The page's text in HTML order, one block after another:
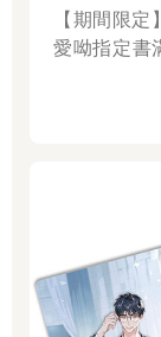
【期間限
愛呦指定書
夾！單筆訂